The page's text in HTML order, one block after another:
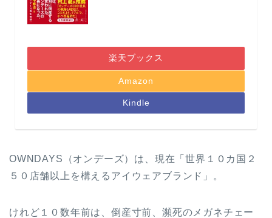
楽天ブックス
Amazon
Kindle
OWNDAYS（オンデーズ）は、現在「世界１０カ国２
５０店舗以上を構えるアイウェアブランド」。
けれど１０数年前は、倒産寸前、瀕死のメガネチェー